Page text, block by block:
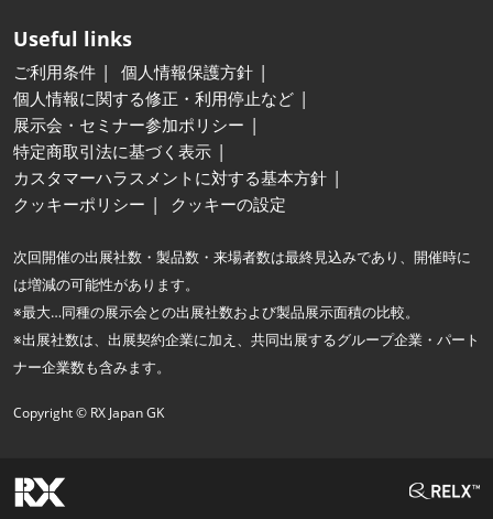
Useful links
ご利用条件
個人情報保護方針
個人情報に関する修正・利用停止など
展示会・セミナー参加ポリシー
特定商取引法に基づく表示
カスタマーハラスメントに対する基本方針
クッキーポリシー
クッキーの設定
次回開催の出展社数・製品数・来場者数は最終見込みであり、開催時に
は増減の可能性があります。
※最大…同種の展示会との出展社数および製品展示面積の比較。
※出展社数は、出展契約企業に加え、共同出展するグループ企業・パート
ナー企業数も含みます。
Copyright © RX Japan GK